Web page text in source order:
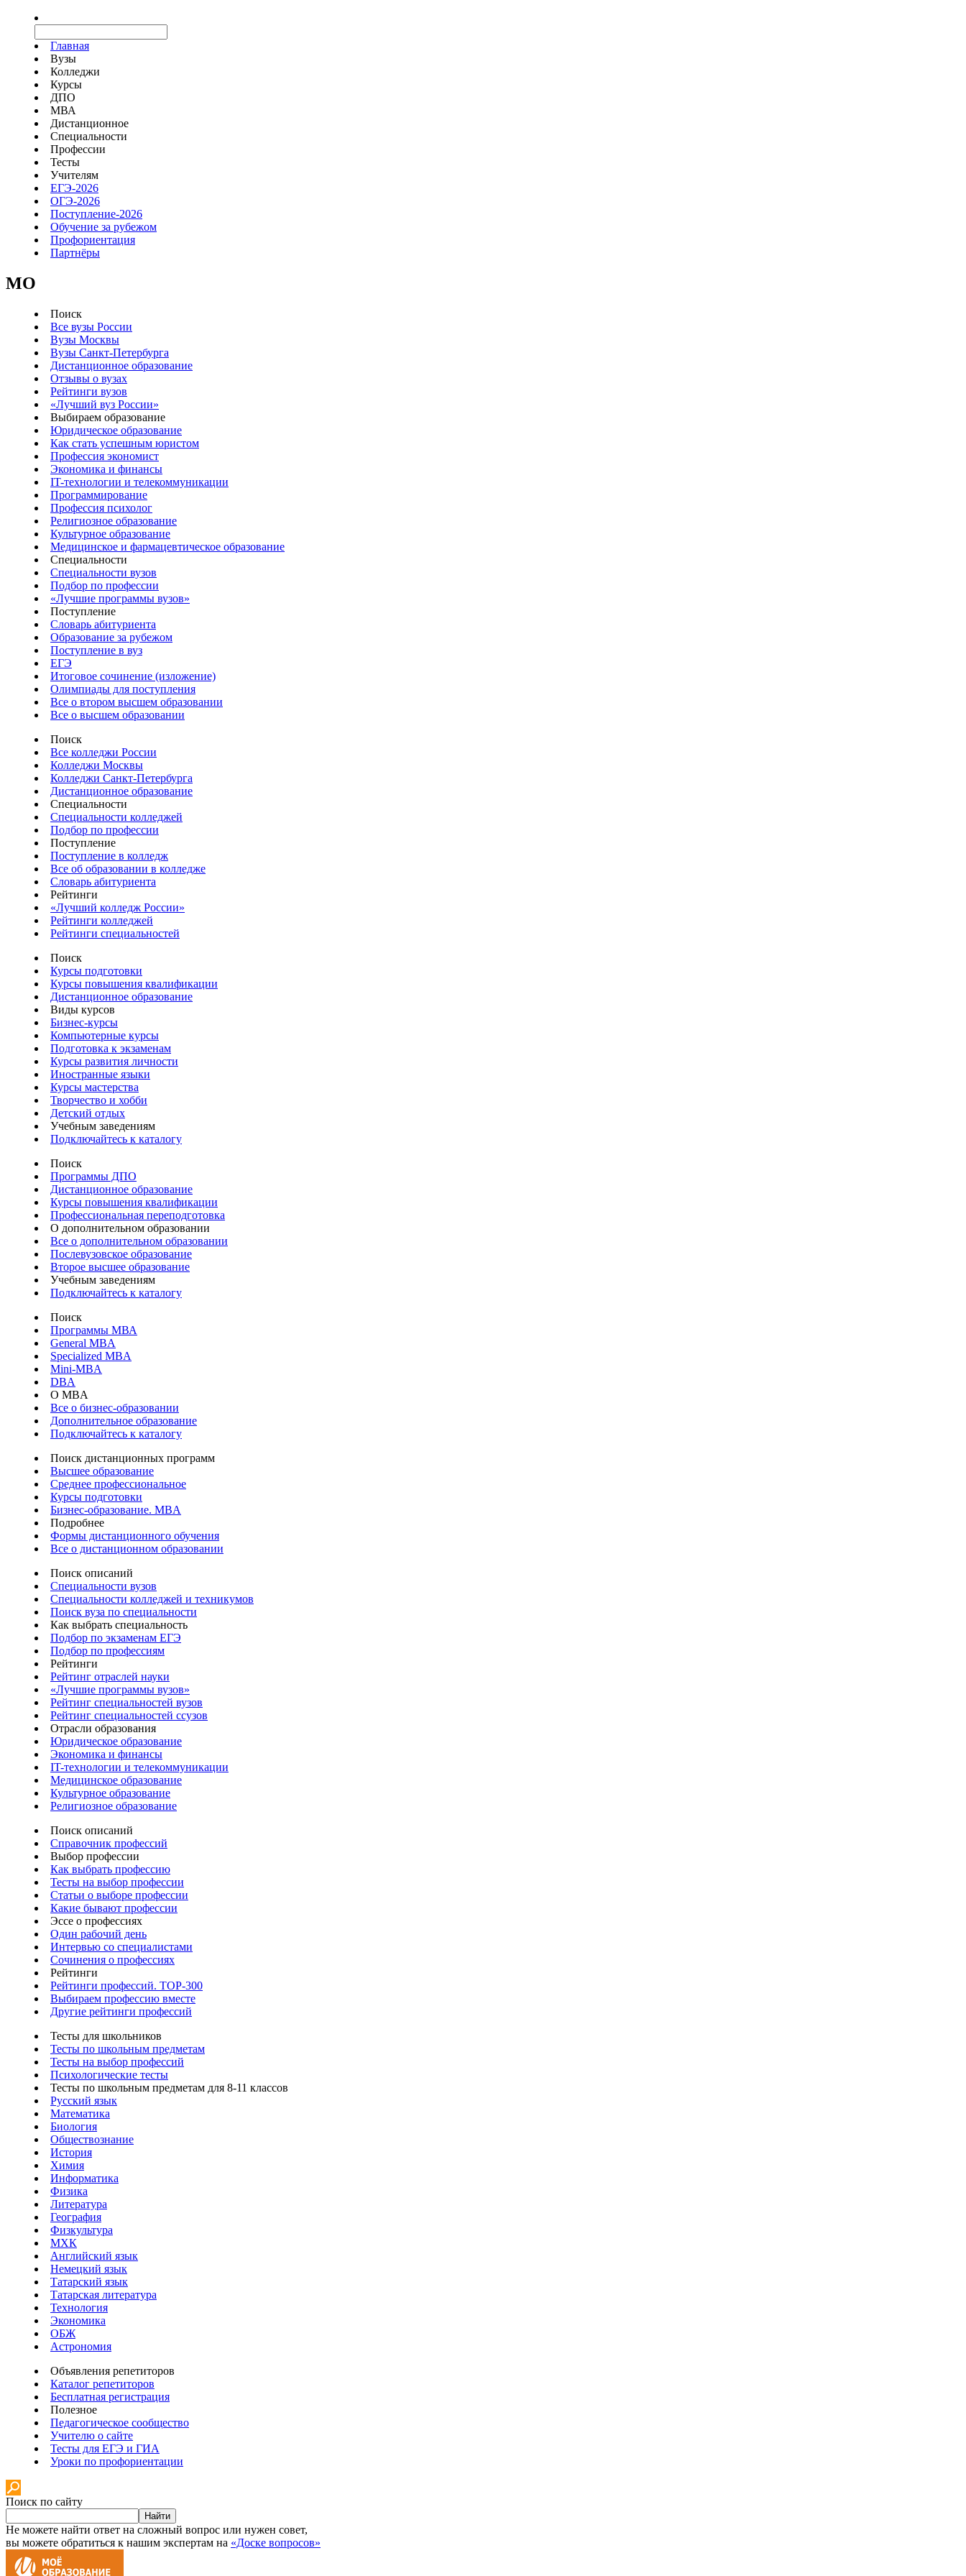
Главная
Вузы
Колледжи
Курсы
ДПО
МВА
Дистанционное
Специальности
Профессии
Тесты
Учителям
ЕГЭ-2026
ОГЭ-2026
Поступление-2026
Обучение за рубежом
Профориентация
Партнёры
MO
Поиск
Все вузы России
Вузы Москвы
Вузы Санкт-Петербурга
Дистанционное образование
Отзывы о вузах
Рейтинги вузов
«Лучший вуз России»
Выбираем образование
Юридическое образование
Как стать успешным юристом
Профессия экономист
Экономика и финансы
IT-технологии и телекоммуникации
Программирование
Профессия психолог
Религиозное образование
Культурное образование
Медицинское и фармацевтическое образование
Специальности
Специальности вузов
Подбор по профессии
«Лучшие программы вузов»
Поступление
Словарь абитуриента
Образование за рубежом
Поступление в вуз
ЕГЭ
Итоговое сочинение (изложение)
Олимпиады для поступления
Все о втором высшем образовании
Все о высшем образовании
Поиск
Все колледжи России
Колледжи Москвы
Колледжи Санкт-Петербурга
Дистанционное образование
Специальности
Специальности колледжей
Подбор по профессии
Поступление
Поступление в колледж
Все об образовании в колледже
Словарь абитуриента
Рейтинги
«Лучший колледж России»
Рейтинги колледжей
Рейтинги специальностей
Поиск
Курсы подготовки
Курсы повышения квалификации
Дистанционное образование
Виды курсов
Бизнес-курсы
Компьютерные курсы
Подготовка к экзаменам
Курсы развития личности
Иностранные языки
Курсы мастерства
Творчество и хобби
Детский отдых
Учебным заведениям
Подключайтесь к каталогу
Поиск
Программы ДПО
Дистанционное образование
Курсы повышения квалификации
Профессиональная переподготовка
О дополнительном образовании
Все о дополнительном образовании
Послевузовское образование
Второе высшее образование
Учебным заведениям
Подключайтесь к каталогу
Поиск
Программы МВА
General MBA
Specialized MBA
Mini-MBA
DBA
О MBA
Все о бизнес-образовании
Дополнительное образование
Подключайтесь к каталогу
Поиск дистанционных программ
Высшее образование
Среднее профессиональное
Курсы подготовки
Бизнес-образование. MBA
Подробнее
Формы дистанционного обучения
Все о дистанционном образовании
Поиск описаний
Специальности вузов
Специальности колледжей и техникумов
Поиск вуза по специальности
Как выбрать специальность
Подбор по экзаменам ЕГЭ
Подбор по профессиям
Рейтинги
Рейтинг отраслей науки
«Лучшие программы вузов»
Рейтинг специальностей вузов
Рейтинг специальностей ссузов
Отрасли образования
Юридическое образование
Экономика и финансы
IT-технологии и телекоммуникации
Медицинское образование
Культурное образование
Религиозное образование
Поиск описаний
Справочник профессий
Выбор профессии
Как выбрать профессию
Тесты на выбор профессии
Статьи о выборе профессии
Какие бывают профессии
Эссе о профессиях
Один рабочий день
Интервью со специалистами
Сочинения о профессиях
Рейтинги
Рейтинги профессий. TOP-300
Выбираем профессию вместе
Другие рейтинги профессий
Тесты для школьников
Тесты по школьным предметам
Тесты на выбор профессий
Психологические тесты
Тесты по школьным предметам для 8-11 классов
Русский язык
Математика
Биология
Обществознание
История
Химия
Информатика
Физика
Литература
География
Физкультура
МХК
Английский язык
Немецкий язык
Татарский язык
Татарская литература
Технология
Экономика
ОБЖ
Астрономия
Объявления репетиторов
Каталог репетиторов
Бесплатная регистрация
Полезное
Педагогическое сообщество
Учителю о сайте
Тесты для ЕГЭ и ГИА
Уроки по профориентации
Поиск по сайту
Найти
Не можете найти ответ на сложный вопрос или нужен совет,
вы можете обратиться к нашим экспертам на «Доске вопросов»